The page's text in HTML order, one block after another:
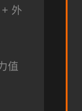
外
值